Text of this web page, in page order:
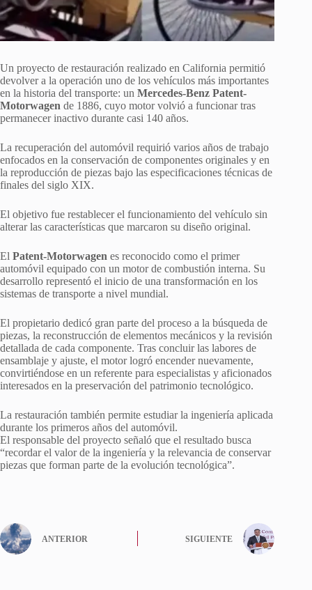
Un proyecto de restauración realizado en California permitió
devolver a la operación uno de los vehículos más importantes
en la historia del transporte: un Mercedes-Benz Patent-
Motorwagen de 1886, cuyo motor volvió a funcionar tras
permanecer inactivo durante casi 140 años.
La recuperación del automóvil requirió varios años de trabajo
enfocados en la conservación de componentes originales y en
la reproducción de piezas bajo las especificaciones técnicas de
finales del siglo XIX.
El objetivo fue restablecer el funcionamiento del vehículo sin
alterar las características que marcaron su diseño original.
El Patent-Motorwagen es reconocido como el primer
automóvil equipado con un motor de combustión interna. Su
desarrollo representó el inicio de una transformación en los
sistemas de transporte a nivel mundial.
El propietario dedicó gran parte del proceso a la búsqueda de
piezas, la reconstrucción de elementos mecánicos y la revisión
detallada de cada componente. Tras concluir las labores de
ensamblaje y ajuste, el motor logró encender nuevamente,
convirtiéndose en un referente para especialistas y aficionados
interesados en la preservación del patrimonio tecnológico.
La restauración también permite estudiar la ingeniería aplicada
durante los primeros años del automóvil.
El responsable del proyecto señaló que el resultado busca
“recordar el valor de la ingeniería y la relevancia de conservar
piezas que forman parte de la evolución tecnológica”.
ANTERIOR SIGUIENTE